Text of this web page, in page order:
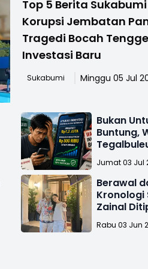
Top 5 Berita
Korupsi Jembatan
Tragedi Bocah
Investasi Baru
Sukabumi Minggu 05 Jul
Bukan
Buntung,
Korban
Bodong
Jumat 03 Jul
Berawal
Kronologi
Zainal
Batubara
Rabu 03 Jun